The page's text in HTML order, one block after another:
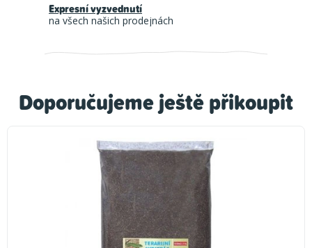
Doporučujeme ještě přikoupit
Expresní vyzvednutí
na všech našich prodejnách